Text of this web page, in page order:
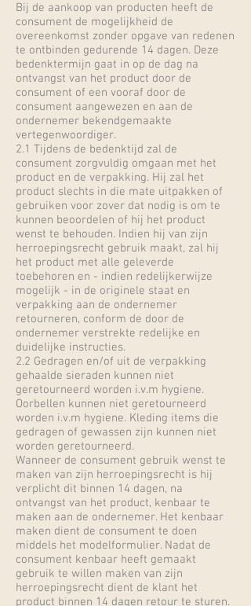
Bij de aankoop van producten heeft de
consument de mogelijkheid de
overeenkomst zonder opgave van redenen
te ontbinden gedurende 14 dagen. Deze
bedenktermijn gaat in op de dag na
ontvangst van het product door de
consument of een vooraf door de
consument aangewezen en aan de
ondernemer bekendgemaakte
vertegenwoordiger.
2.1 Tijdens de bedenktijd zal de
consument zorgvuldig omgaan met het
product en de verpakking. Hij zal het
product slechts in die mate uitpakken of
gebruiken voor zover dat nodig is om te
kunnen beoordelen of hij het product
wenst te behouden. Indien hij van zijn
herroepingsrecht gebruik maakt, zal hij
het product met alle geleverde
toebehoren en - indien redelijkerwijze
mogelijk - in de originele staat en
verpakking aan de ondernemer
retourneren, conform de door de
ondernemer verstrekte redelijke en
duidelijke instructies.
2.2 Gedragen en/of uit de verpakking
gehaalde sieraden kunnen niet
geretourneerd worden i.v.m hygiene.
Oorbellen kunnen niet geretourneerd
worden i.v.m hygiene. Kleding items die
gedragen of gewassen zijn kunnen niet
worden geretourneerd.
Wanneer de consument gebruik wenst te
maken van zijn herroepingsrecht is hij
verplicht dit binnen 14 dagen, na
ontvangst van het product, kenbaar te
maken aan de ondernemer. Het kenbaar
maken dient de consument te doen
middels het modelformulier. Nadat de
consument kenbaar heeft gemaakt
gebruik te willen maken van zijn
herroepingsrecht dient de klant het
product binnen 14 dagen retour te sturen.